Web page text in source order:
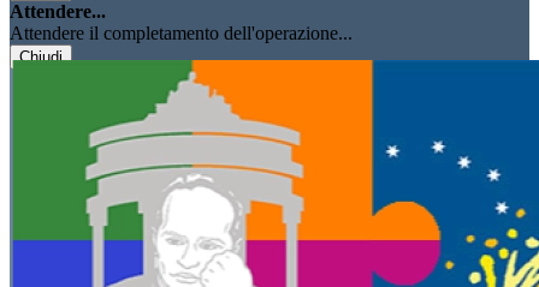
Attendere...
Attendere il completamento dell'operazione...
Chiudi